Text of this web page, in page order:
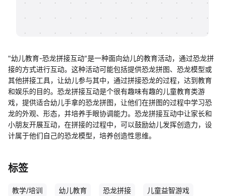
"幼儿教育-恐龙拼接互动"是一种面向幼儿的教育活动，通过恐龙拼
接的方式进行互动。这种活动可能包括提供恐龙拼图、恐龙模型或
其他拼接工具，让幼儿参与其中，通过拼接恐龙的过程，达到教育
和娱乐的目的。恐龙拼接互动是个很有趣味有趣的儿童教育类游
戏，提供适合幼儿手拿的恐龙拼图，让他们在拼图的过程中学习恐
龙的外观、形态，并培养手眼协调能力。恐龙拼接互动中让家长和
小朋友开展互动，在拼接的过程中，可以鼓励幼儿发挥创造力，设
计属于他们自己的恐龙模型，培养创造性思维。
标签
教学/培训 幼儿教育 恐龙拼接 儿童益智游戏